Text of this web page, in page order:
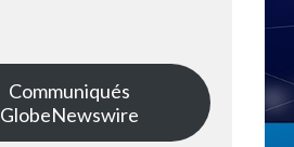
Communiqués
GlobeNewswire